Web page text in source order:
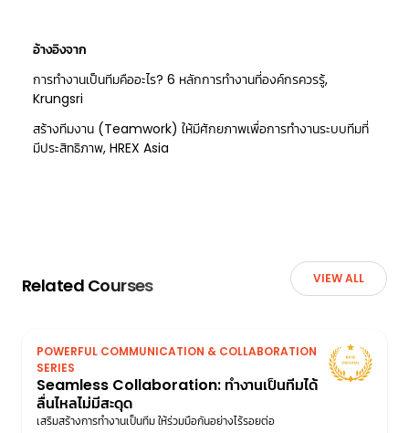
อ้างอิงจาก
การทำงานเป็นทีมคืออะไร? 6 หลักการทำงานที่องค์กรควรรู้,
Krungsri
สร้างทีมงาน (Teamwork) ให้มีศักยภาพเพื่อการทำงานระบบทีมที่
มีประสิทธิภาพ, HREX Asia
Related Courses VIEW ALL
POWERFUL COMMUNICATION & COLLABORATION
SERIES
Seamless Collaboration: ทำงานเป็นทีมได้
ลื่นไหลไม่มีสะดุด
เสริมสร้างการทำงานเป็นทีม ให้ร่วมมือกันอย่างไร้รอยต่อ